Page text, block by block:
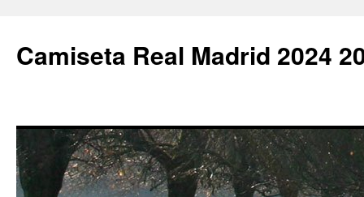
Camiseta Real Madrid 2024